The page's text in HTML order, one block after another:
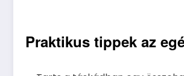
Praktikus tippek az